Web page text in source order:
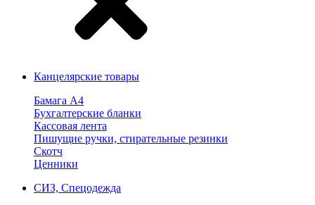
Канцелярские товары
Бамага А4
Бухгалтерские бланки
Кассовая лента
Пишущие ручки, стирательные резинки
Скотч
Ценники
СИЗ, Спецодежда